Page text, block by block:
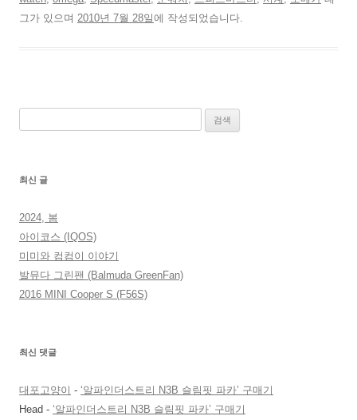
그가 있으며 2010년 7월 28일에 작성되었습니다.
최신 글
2024, 봄
아이코스 (IQOS)
미미와 컴컴이 이야기
발뮤다 그린팬 (Balmuda GreenFan)
2016 MINI Cooper S (F56S)
최신 댓글
대포고양이 - ‘알파인더스트리 N3B 슬림핏 파카’ 구매기
Head - ‘알파인더스트리 N3B 슬림핏 파카’ 구매기